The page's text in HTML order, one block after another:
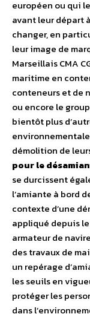
européen ou qui
avant leur départ
changer, en
leur image de
Marseillais CMA
maritime en
conteneurs et de
ou encore le
bientôt plus
démolition de
pour le
se durcissent
l’amiante à bord
contexte d’une
appliqué depuis
armateur de
des travaux de
un repérage
les seuils en
protéger les
dans